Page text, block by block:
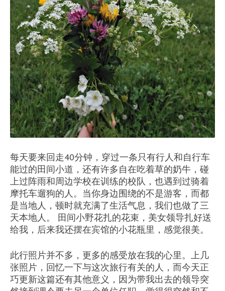
每天要来回走40分钟，穿过一条只有行人和自行车
能过的田间小道，还有许多自在吃着草的奶牛，碰
上过阵雨和周边学校在训练的校队，也遇到过骑着
摩托车遛狗的人。当你身边围绕的不是游客，而都
是当地人，顿时就充满了生活气息，我们也做了三
天本地人。 田间小野花扎的花束，美女领导扎好送
给我，后来我还摆在宾馆的小花瓶里，感觉很美。
此行照片并不多，更多的感受放在我的心里。上几
张照片，回忆一下与这次旅行有关的人，而今天正
巧更新这篇还有其他意义，因为带我出去的领导突